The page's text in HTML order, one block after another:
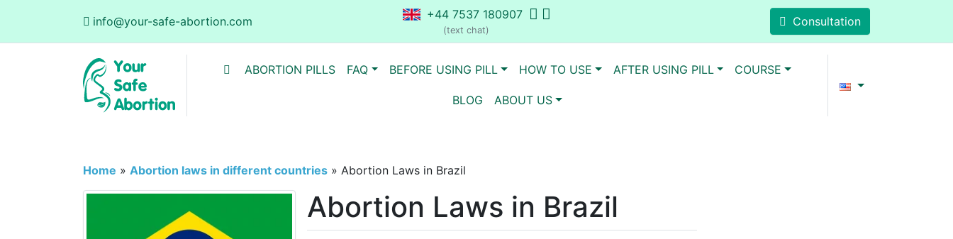
info@your-safe-abortion.com +44 7537 180907
(text chat)
Consultation
ABORTION PILLS FAQ BEFORE USING PILL HOW TO USE AFTER USING PILL COURSE
BLOG ABOUT US
Home » Abortion laws in different countries » Abortion Laws in Brazil
Abortion Laws in Brazil